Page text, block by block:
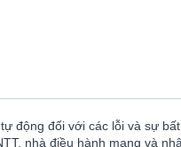
động đối với các lỗi và sự
nhà điều hành mạng và